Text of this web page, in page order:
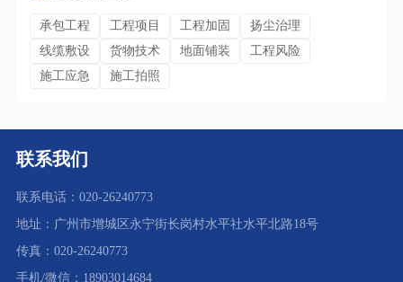
承包工程 工程项目 工程加固
扬尘治理
线缆敷设
货物技术 地面铺装
工程风险
施工应急
施工拍照
联系我们
联系电话：020-26240773
地址：广州市增城区永宁街长岗村水平社水平北路18号
传真：020-26240773
手机/微信：18903014684